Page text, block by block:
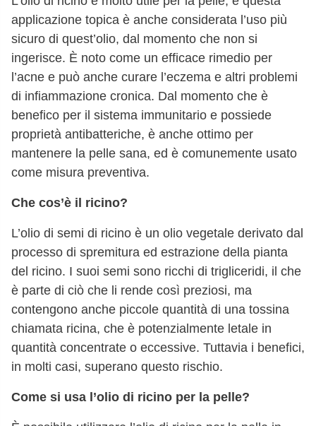
applicazione topica è anche considerata l’uso più
sicuro di quest’olio, dal momento che non si
ingerisce. È noto come un efficace rimedio per
l’acne e può anche curare l’eczema e altri problemi
di infiammazione cronica. Dal momento che è
benefico per il sistema immunitario e possiede
proprietà antibatteriche, è anche ottimo per
mantenere la pelle sana, ed è comunemente usato
come misura preventiva.
Che cos’è il ricino?
L’olio di semi di ricino è un olio vegetale derivato dal
processo di spremitura ed estrazione della pianta
del ricino. I suoi semi sono ricchi di trigliceridi, il che
è parte di ciò che li rende così preziosi, ma
contengono anche piccole quantità di una tossina
chiamata ricina, che è potenzialmente letale in
quantità concentrate o eccessive. Tuttavia i benefici,
in molti casi, superano questo rischio.
Come si usa l’olio di ricino per la pelle?